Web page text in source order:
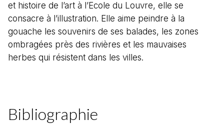
et histoire de l’art à l’Ecole du Louvre, elle se
consacre à l’illustration. Elle aime peindre à la
gouache les souvenirs de ses balades, les zones
ombragées près des rivières et les mauvaises
herbes qui résistent dans les villes.
Bibliographie